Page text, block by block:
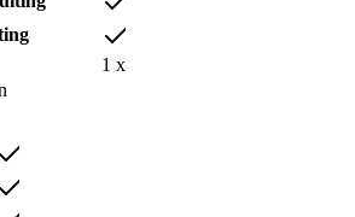
1 x